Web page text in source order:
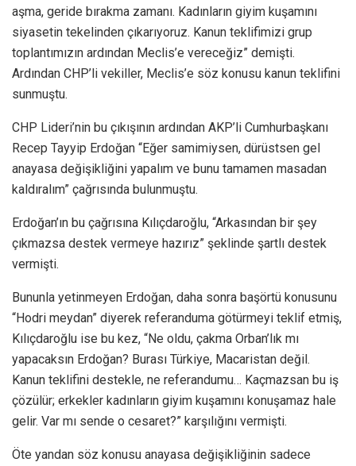
aşma, geride bırakma zamanı. Kadınların giyim kuşamını
siyasetin tekelinden çıkarıyoruz. Kanun teklifimizi grup
toplantımızın ardından Meclis’e vereceğiz” demişti.
Ardından CHP’li vekiller, Meclis’e söz konusu kanun teklifini
sunmuştu.
CHP Lideri’nin bu çıkışının ardından AKP’li Cumhurbaşkanı
Recep Tayyip Erdoğan “Eğer samimiysen, dürüstsen gel
anayasa değişikliğini yapalım ve bunu tamamen masadan
kaldıralım” çağrısında bulunmuştu.
Erdoğan’ın bu çağrısına Kılıçdaroğlu, “Arkasından bir şey
çıkmazsa destek vermeye hazırız” şeklinde şartlı destek
vermişti.
Bununla yetinmeyen Erdoğan, daha sonra başörtü konusunu
“Hodri meydan” diyerek referanduma götürmeyi teklif etmiş,
Kılıçdaroğlu ise bu kez, “Ne oldu, çakma Orban’lık mı
yapacaksın Erdoğan? Burası Türkiye, Macaristan değil.
Kanun teklifini destekle, ne referandumu… Kaçmazsan bu iş
çözülür; erkekler kadınların giyim kuşamını konuşamaz hale
gelir. Var mı sende o cesaret?” karşılığını vermişti.
Öte yandan söz konusu anayasa değişikliğinin sadece